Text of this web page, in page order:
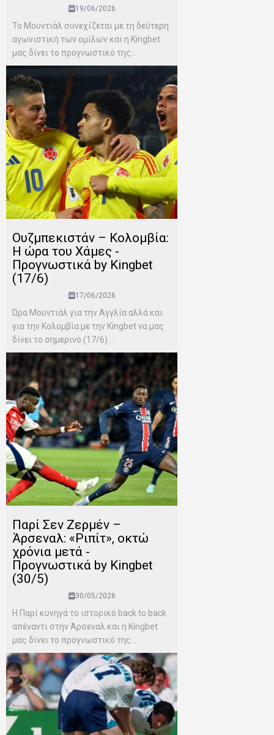
19/06/2026
Το Μουντιάλ συνεχίζεται με τη δεύτερη
αγωνιστική των ομίλων και η Kingbet
μας δίνει το προγνωστικό της...
Ουζμπεκιστάν – Κολομβία:
Η ώρα του Χάμες -
Προγνωστικά by Kingbet
(17/6)
17/06/2026
Ώρα Μουντιάλ για την Αγγλία αλλά και
για την Κολομβία με την Kingbet να μας
δίνει το σημερινό (17/6)...
Παρί Σεν Ζερμέν –
Άρσεναλ: «Ριπίτ», οκτώ
χρόνια μετά -
Προγνωστικά by Kingbet
(30/5)
30/05/2026
Η Παρί κυνηγά το ιστορικό back to back
απέναντι στην Άρσεναλ και η Kingbet
μας δίνει το προγνωστικό της...